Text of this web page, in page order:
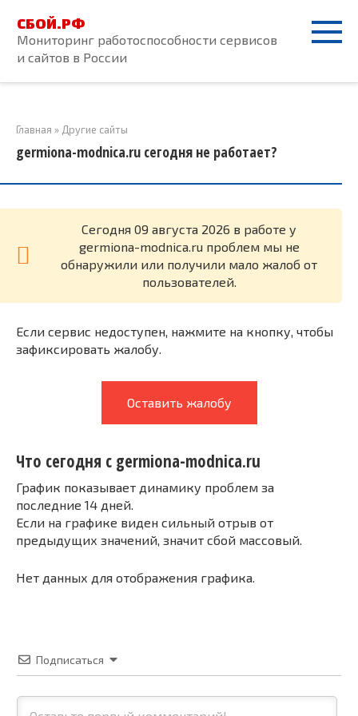
контенту
СБОЙ.РФ
Мониторинг работоспособности сервисов
и сайтов в России
Главная » Другие сайты
germiona-modnica.ru сегодня не работает?
Cегодня 09 августа 2026 в работе у
germiona-modnica.ru проблем мы не
обнаружили или получили мало жалоб от
пользователей.
Если сервис недоступен, нажмите на кнопку, чтобы
зафиксировать жалобу.
Оставить жалобу
Что сегодня с germiona-modnica.ru
График показывает динамику проблем за
последние 14 дней.
Если на графике виден сильный отрыв от
предыдущих значений, значит сбой массовый.
Нет данных для отображения графика.
Подписаться